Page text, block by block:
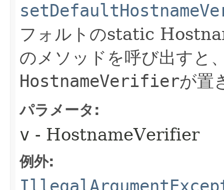
フォルトのstatic
のメソッドを呼び出すと
HostnameVerifierが置
パラメータ:
v - HostnameVerifier
例外: